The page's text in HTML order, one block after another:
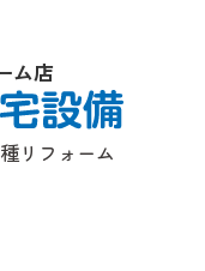
ム店
リフォーム